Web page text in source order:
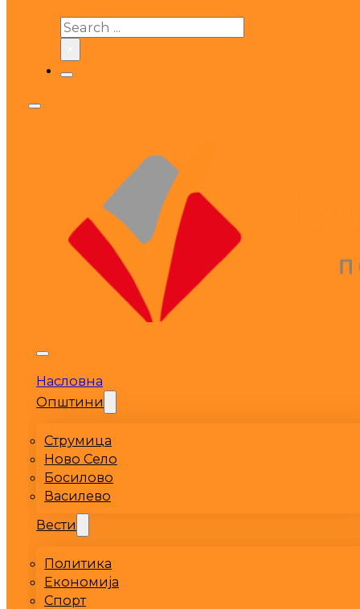
Search
Насловна
Општини
Струмица
Ново Село
Босилово
Василево
Вести
Политика
Економија
Спорт